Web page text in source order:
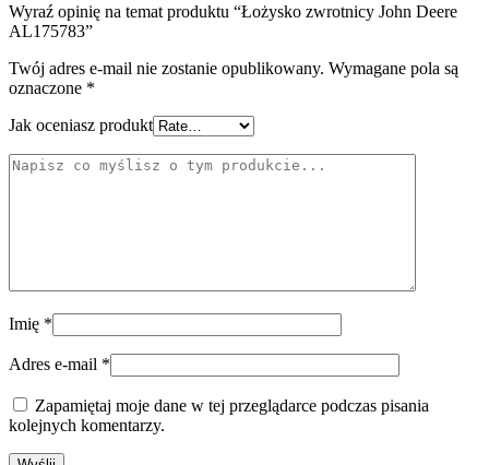
Wyraź opinię na temat produktu “Łożysko zwrotnicy John Deere
AL175783”
Twój adres e-mail nie zostanie opublikowany. Wymagane pola są
oznaczone *
Jak oceniasz produkt
Imię *
Adres e-mail *
Zapamiętaj moje dane w tej przeglądarce podczas pisania
kolejnych komentarzy.